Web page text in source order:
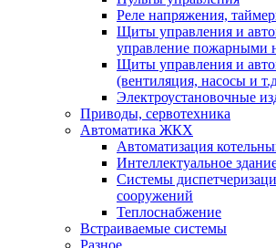
Реле напряжения,
Щиты управления и
управление пожарными
Щиты управления и
(вентиляция, насосы и
Электроустановочные
Приводы, сервотехника
Автоматика ЖКХ
Автоматизация
Интеллектуальное
Системы
сооружений
Теплоснабжение
Встраиваемые системы